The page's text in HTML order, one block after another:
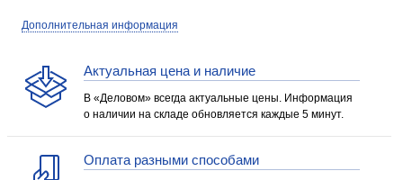
Дополнительная информация
Актуальная цена и наличие
В «Деловом» всегда актуальные цены. Информация
о наличии на складе обновляется каждые 5 минут.
Оплата разными способами